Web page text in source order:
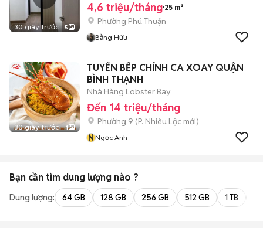
30 giây trước 5
4,6 triệu/tháng 25 m²
Phường Phú Thuận
Bằng Hữu
30 giây trước 1
TUYỂN BẾP CHÍNH CA XOAY QUẬN
BÌNH THẠNH
Nhà Hàng Lobster Bay
Đến 14 triệu/tháng
Phường 9 (P. Nhiêu Lộc mới)
NNgọc Anh
Bạn cần tìm dung lượng nào ?
Dung lượng: 64 GB 128 GB 256 GB 512 GB 1 TB